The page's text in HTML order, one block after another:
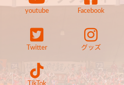
youtube Facebook
Twitter グッズ